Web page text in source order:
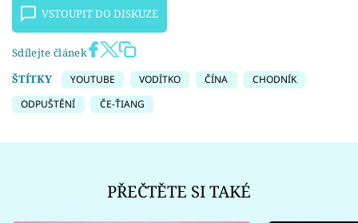
VSTOUPIT DO DISKUZE
Sdílejte článek
ŠTÍTKY
YOUTUBE VODÍTKO ČÍNA
CHODNÍK
ODPUŠTĚNÍ
ČE-ŤIANG
PŘEČTĚTE SI TAKÉ